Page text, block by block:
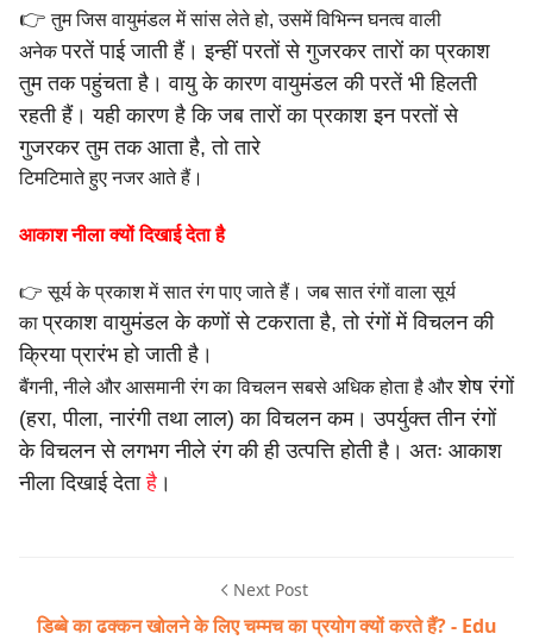
👉तुम जिस वायुमंडल में सांस लेते हो, उसमें विभिन्न घनत्व वाली
अनेकपरतें पाई जाती हैं। इन्हीं परतों से गुजरकर तारों का प्रकाश
तुम तक पहुंचताहै। वायु के कारण वायुमंडल की परतें भी हिलती
रहती हैं। यही कारण हैकि जब तारों का प्रकाश इन परतों से
गुजरकर तुम तक आता है, तो तारे
टिमटिमाते हुए नजर आते हैं।
आकाश नीला क्यों दिखाई देता है
👉 सूर्य के प्रकाश में सात रंग पाए जाते हैं। जब सात रंगों वाला सूर्य
काप्रकाश वायुमंडल के कणों से टकराता है, तो रंगों में विचलन की
क्रिया प्रारंभहो जाती है।
बैंगनी, नीले और आसमानी रंग का विचलन सबसे अधिक होता है औरशेष रंगों
(हरा, पीला, नारंगी तथा लाल) का विचलन कम।उपर्युक्त तीन रंगों
के विचलन से लगभग नीले रंग की ही उत्पत्ति होती है। अतः आकाश
नीला दिखाई देताहै ।
Next Post
डिब्बे का ढक्कन खोलने के लिए चम्मच का प्रयोग क्यों करते हैं? - Edu